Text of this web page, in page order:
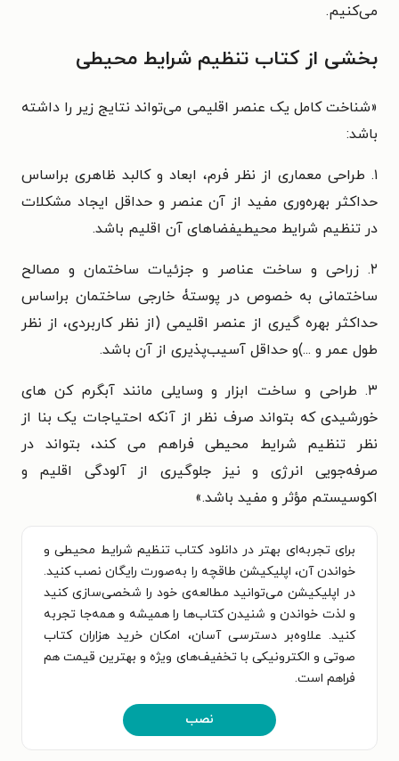
می‌کنیم.
بخشی از کتاب تنظیم شرایط محیطی
«شناخت کامل یک عنصر اقلیمی می‌تواند نتایج زیر را داشته
باشد:
۱. طراحی معماری از نظر فرم، ابعاد و کالبد ظاهری براساس
حداکثر بهره‌وری مفید از آن عنصر و حداقل ایجاد مشکلات
در تنظیم شرایط محیطیفضاهای آن اقلیم باشد.
۲. زراحی و ساخت عناصر و جزئیات ساختمان و مصالح
ساختمانی به خصوص در پوستۀ خارجی ساختمان براساس
حداکثر بهره گیری از عنصر اقلیمی (از نظر کاربردی، از نظر
طول عمر و ...)و حداقل آسیب‌پذیری از آن باشد.
۳. طراحی و ساخت ابزار و وسایلی مانند آبگرم کن های
خورشیدی که بتواند صرف نظر از آنکه احتیاجات یک بنا از
نظر تنظیم شرایط محیطی فراهم می کند، بتواند در
صرفه‌جویی انرژی و نیز جلوگیری از آلودگی اقلیم و
اکوسیستم مؤثر و مفید باشد.»
برای تجربه‌ای بهتر در دانلود کتاب تنظیم شرایط محیطی و
خواندن آن، اپلیکیشن طاقچه را به‌صورت رایگان نصب کنید.
در اپلیکیشن می‌توانید مطالعه‌ی خود را شخصی‌سازی کنید
و لذت خواندن و شنیدن کتاب‌ها را همیشه و همه‌جا تجربه
کنید. علاوه‌بر دسترسی آسان، امکان خرید هزاران کتاب
صوتی و الکترونیکی با تخفیف‌های ویژه و بهترین قیمت هم
فراهم است.
نصب